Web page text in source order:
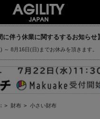
に伴う休業に関するするお知らせ】
～ 8月16日(日)までお休みを頂きます。
> 財布 > 小さい財布